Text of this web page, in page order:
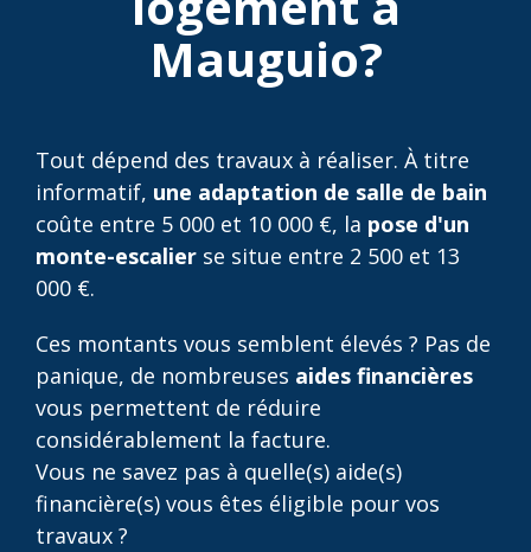
Mauguio?
Tout dépend des travaux à réaliser. À titre
informatif, une adaptation de salle de bain
coûte entre 5 000 et 10 000 €, la pose d'un
monte-escalier se situe entre 2 500 et 13
000 €.
Ces montants vous semblent élevés ? Pas de
panique, de nombreuses aides financières
vous permettent de réduire
considérablement la facture.
Vous ne savez pas à quelle(s) aide(s)
financière(s) vous êtes éligible pour vos
travaux ?